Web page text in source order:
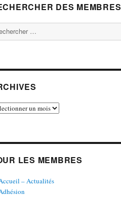
DES MEMBRES
:
LES MEMBRES
– Actualités